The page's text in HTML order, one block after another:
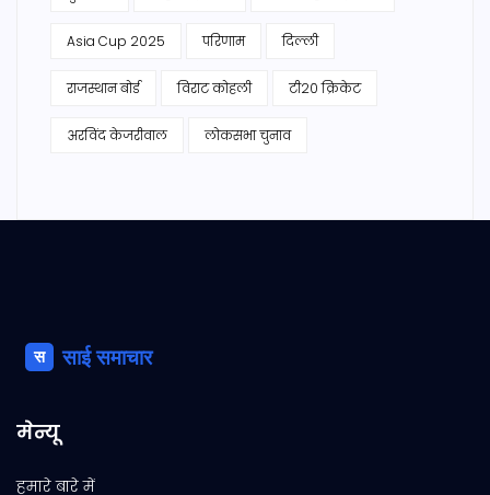
Asia Cup 2025 परिणाम दिल्ली
राजस्थान बोर्ड विराट कोहली टी20 क्रिकेट
अरविंद केजरीवाल लोकसभा चुनाव
मेन्यू
हमारे बारे में